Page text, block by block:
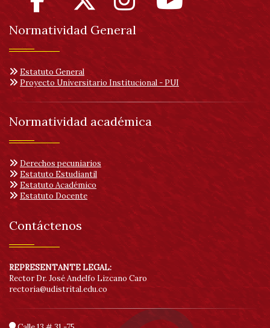
Normatividad General
Estatuto General
Proyecto Universitario Institucional - PUI
Normatividad académica
Derechos pecuniarios
Estatuto Estudiantil
Estatuto Académico
Estatuto Docente
Contáctenos
REPRESENTANTE LEGAL:
Rector Dr. José Andelfo Lizcano Caro
rectoria@udistrital.edu.co